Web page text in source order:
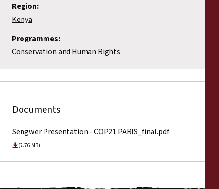
Region:
Kenya
Programmes:
Conservation and Human Rights
Documents
Sengwer Presentation - COP21 PARIS_final.pdf
(7.76 MB)